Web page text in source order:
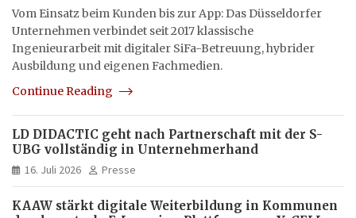
Vom Einsatz beim Kunden bis zur App: Das Düsseldorfer
Unternehmen verbindet seit 2017 klassische
Ingenieurarbeit mit digitaler SiFa-Betreuung, hybrider
Ausbildung und eigenen Fachmedien.
Continue Reading
LD DIDACTIC geht nach Partnerschaft mit der S-
UBG vollständig in Unternehmerhand
16. Juli 2026 Presse
KAAW stärkt digitale Weiterbildung in Kommunen